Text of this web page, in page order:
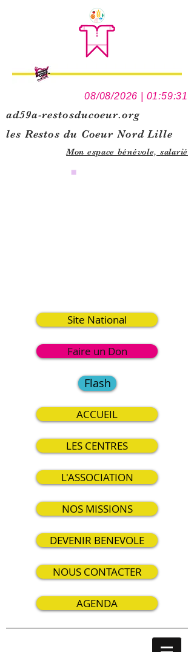
08/08/2026 | 01:59:31
ad59a-restosducoeur.org
les Restos du Coeur Nord Lille
Mon espace bénévole, salarié
Site National
Faire un Don
Flash
ACCUEIL
LES CENTRES
L'ASSOCIATION
NOS MISSIONS
DEVENIR BENEVOLE
NOUS CONTACTER
AGENDA